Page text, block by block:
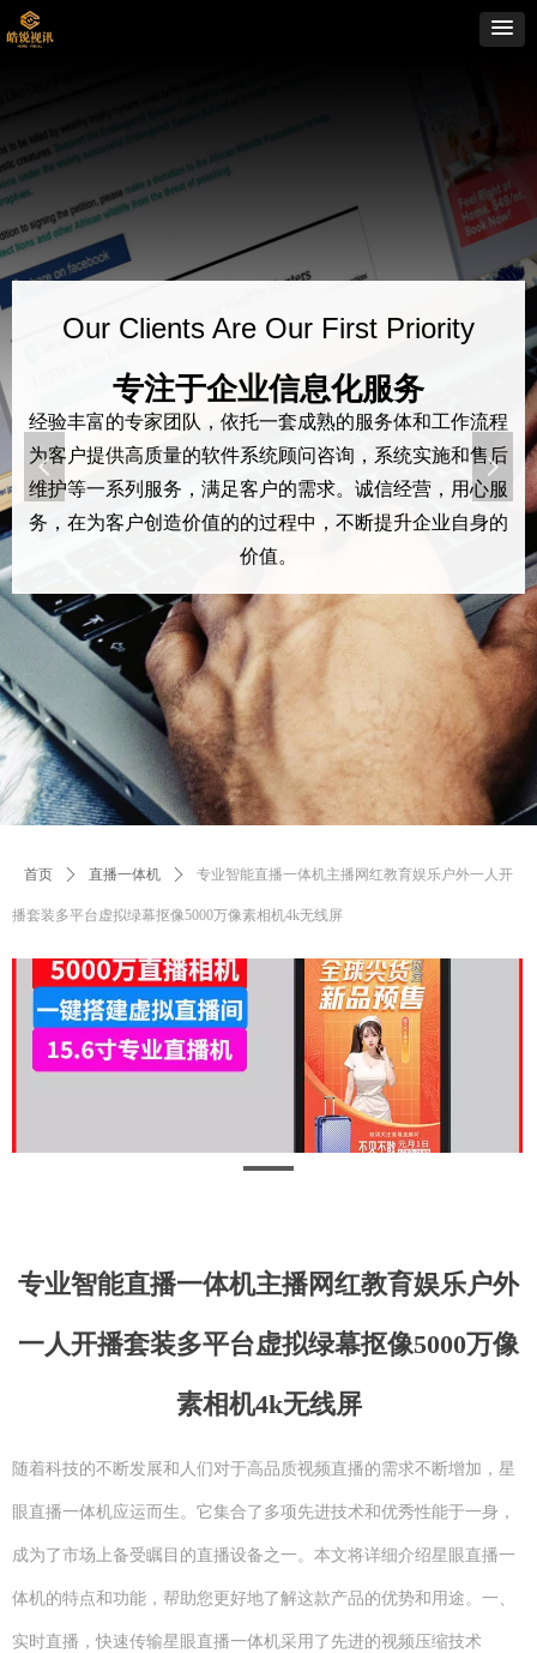
首页 ꄲ 直播一体机 ꄲ 专业智能直播一体机主播网红教育娱乐户外一人开
播套装多平台虚拟绿幕抠像5000万像素相机4k无线屏
专业智能直播一体机主播网红教育娱乐户外
一人开播套装多平台虚拟绿幕抠像5000万像
素相机4k无线屏
随着科技的不断发展和人们对于高品质视频直播的需求不断增加，星
眼直播一体机应运而生。它集合了多项先进技术和优秀性能于一身，
成为了市场上备受瞩目的直播设备之一。本文将详细介绍星眼直播一
体机的特点和功能，帮助您更好地了解这款产品的优势和用途。一、
实时直播，快速传输星眼直播一体机采用了先进的视频压缩技术
经验丰富的专家团队，依托一套成熟的服务体和工作流程
为客户提供高质量的软件系统顾问咨询，系统实施和售后
维护等一系列服务，满足客户的需求。诚信经营，用心服
务，在为客户创造价值的的过程中，不断提升企业自身的
价值。
专注于企业信息化服务
Our Clients Are Our First Priority
넳 넲